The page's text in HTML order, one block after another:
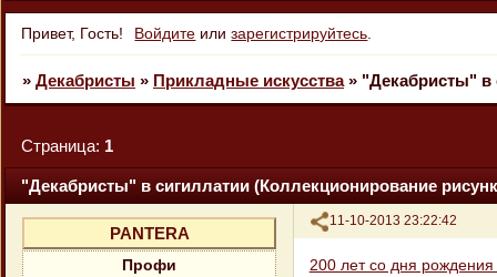
Привет, Гость! Войдите илизарегистрируйтесь
» Декабристы » Прикладные искусства » "Декабристы" в
"Декабристы" в сигиллатии (Коллекционирование
Страница: 1
Поделиться
11-10-2013 23:22:42
PANTERA
Профи
200 лет со дня